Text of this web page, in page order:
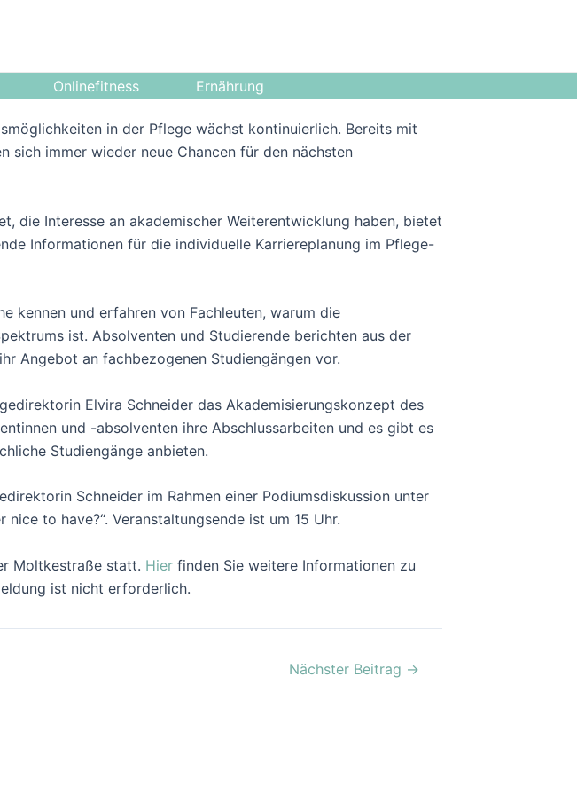
Onlinefitness Ernährung
in der Pflege wächst kontinuierlich. Bereits mit
sich immer wieder neue Chancen für den nächsten
die Interesse an akademischer Weiterentwicklung haben, bietet
Informationen für die individuelle Karriereplanung im Pflege-
kennen und erfahren von Fachleuten, warum die
ist. Absolventen und Studierende berichten aus der
Angebot an fachbezogenen Studiengängen vor.
Elvira Schneider das Akademisierungskonzept des
und -absolventen ihre Abschlussarbeiten und es gibt es
Studiengänge anbieten.
Schneider im Rahmen einer Podiumsdiskussion unter
to have?“. Veranstaltungsende ist um 15 Uhr.
Moltkestraße statt. Hier finden Sie weitere Informationen zu
ist nicht erforderlich.
Nächster Beitrag →